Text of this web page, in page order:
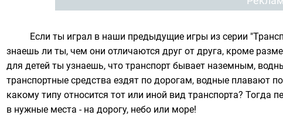
Если ты играл в наши предыдущие игры из серии
знаешь ли ты, чем они отличаются друг от друга, кроме
для детей ты узнаешь, что транспорт бывает наземным,
транспортные средства ездят по дорогам, водные плавают
какому типу относится тот или иной вид транспорта? Тогда
в нужные места - на дорогу, небо или море!